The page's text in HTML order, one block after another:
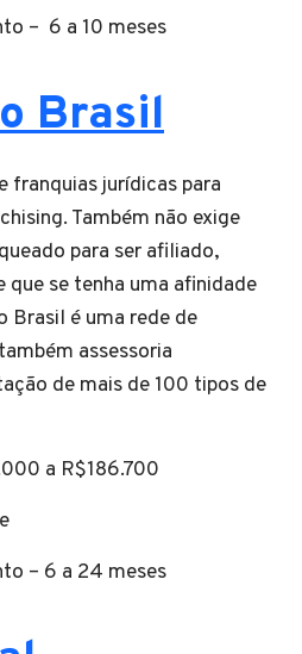
– 6 a 10 meses
Brasil
franquias jurídicas para
Também não exige
para ser afiliado,
que se tenha uma afinidade
Brasil é uma rede de
assessoria
de mais de 100 tipos de
a R$186.700
– 6 a 24 meses